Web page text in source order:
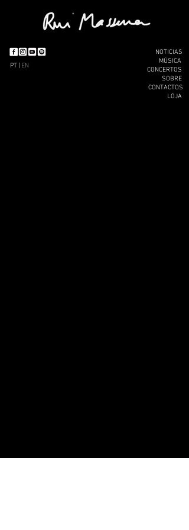
PT | EN
NOTICIAS
MÚSICA
CONCERTOS
SOBRE
CONTACTOS
LOJA